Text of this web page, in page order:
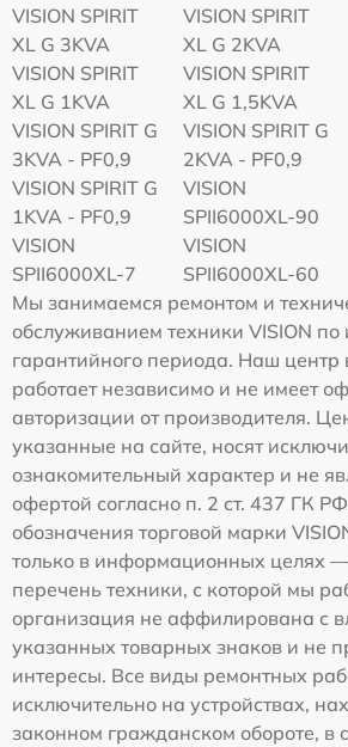
VISION SPIRIT
XL G 3KVA
VISION SPIRIT
XL G 2KVA
VISION SPIRIT
XL G 1KVA
VISION SPIRIT
XL G 1,5KVA
VISION SPIRIT G
3KVA - PF0,9
VISION SPIRIT G
2KVA - PF0,9
VISION SPIRIT G
1KVA - PF0,9
VISION
SPII6000XL-90
VISION
SPII6000XL-7
VISION
SPII6000XL-60
Мы занимаемся ремонтом и
обслуживанием техники VISION по
гарантийного периода. Наш центр
работает независимо и не имеет
авторизации от производителя.
указанные на сайте, носят
ознакомительный характер и не
офертой согласно п. 2 ст. 437 ГК
обозначения торговой марки
только в информационных целях —
перечень техники, с которой мы
организация не аффилирована с
указанных товарных знаков и не
интересы. Все виды ремонтных
исключительно на устройствах,
законном гражданском обороте, в